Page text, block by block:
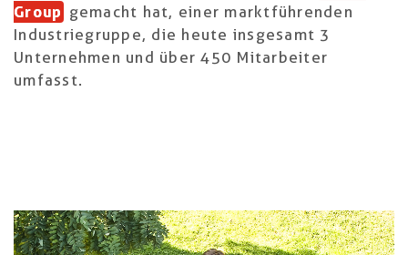
Group gemacht hat, einer marktführenden
Industriegruppe, die heute insgesamt 3
Unternehmen und über 450 Mitarbeiter
umfasst.